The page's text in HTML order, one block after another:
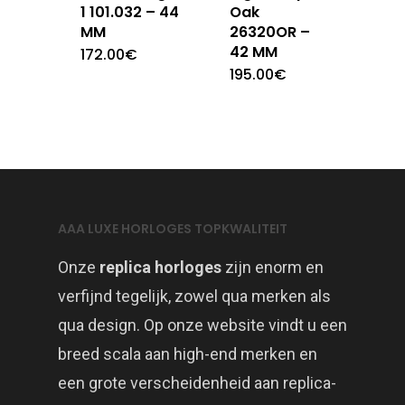
1 101.032 – 44
MM
172.00€
Oak
26320OR –
42 MM
195.00€
AAA LUXE HORLOGES TOPKWALITEIT
Onze replica horloges zijn enorm en
verfijnd tegelijk, zowel qua merken als
qua design. Op onze website vindt u een
breed scala aan high-end merken en
een grote verscheidenheid aan replica-